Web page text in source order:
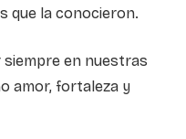
que la conocieron.
en nuestras
amor, fortaleza y